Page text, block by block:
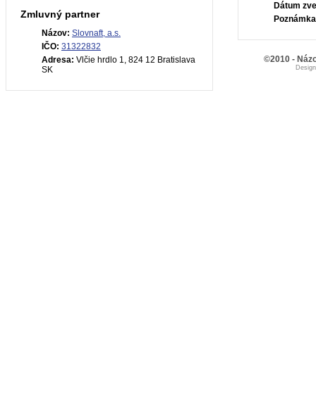
Zmluvný partner
Názov: Slovnaft, a.s.
IČO: 31322832
Adresa: Vlčie hrdlo 1, 824 12 Bratislava
SK
Dátum
©2010 -